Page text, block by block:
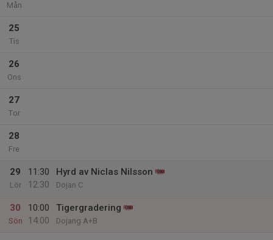
Mån
25
Tis
26
Ons
27
Tor
28
Fre
29
Lör
11:30
12:30
Hyrd av Niclas Nilsson
Dojan C
30
Sön
10:00
14:00
Tigergradering
Dojang A+B